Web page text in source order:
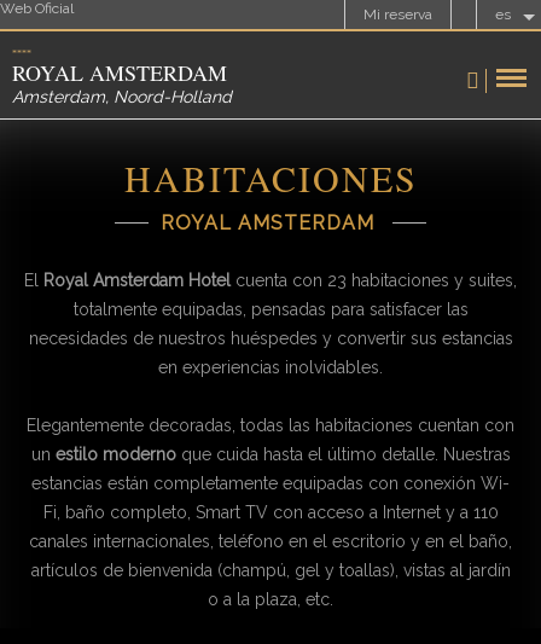
Web Oficial Mi reserva es
ROYAL AMSTERDAM
Amsterdam, Noord-Holland
HABITACIONES
ROYAL AMSTERDAM
El Royal Amsterdam Hotel cuenta con 23 habitaciones y suites,
totalmente equipadas, pensadas para satisfacer las
necesidades de nuestros huéspedes y convertir sus estancias
en experiencias inolvidables.
Elegantemente decoradas, todas las habitaciones cuentan con
un estilo modernoque cuida hasta el último detalle. Nuestras
estancias están completamente equipadas con conexión Wi-
Fi, baño completo, Smart TV con acceso a Internet y a 110
canales internacionales, teléfono en el escritorio y en el baño,
artículos de bienvenida (champú, gel y toallas), vistas al jardín
o a la plaza, etc.